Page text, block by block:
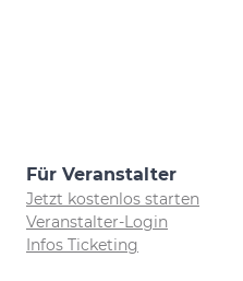
Für Veranstalter
Jetzt kostenlos starten
Veranstalter-Login
Infos Ticketing